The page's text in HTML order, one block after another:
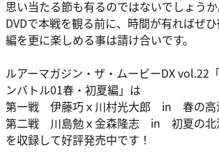
思い当たる節も有るのではないでしょうか
DVDで本戦を観る前に、時間が有ればぜ
編を更に楽しめる事は請け合いです。
ルアーマガジン・ザ・ムービーDX vol.22
ンバトル01春・初夏編」は
第一戦 伊藤巧ｘ川村光大郎 in 春の高
第二戦 川島勉ｘ金森隆志 in 初夏の北
を収録して好評発売中です！